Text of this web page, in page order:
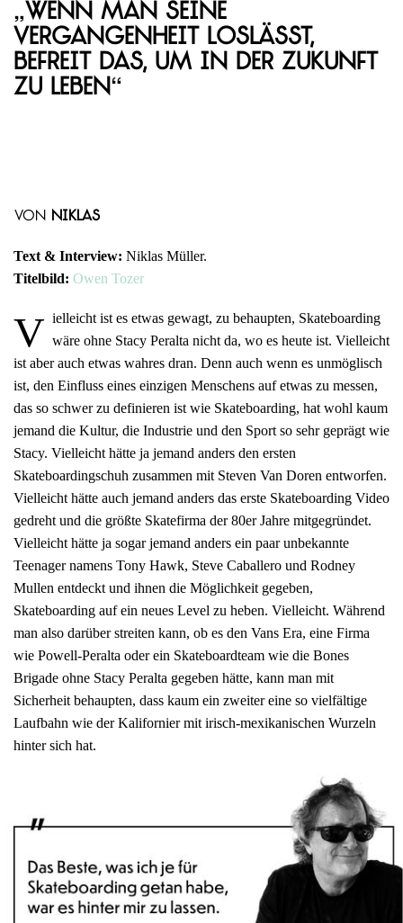
„Wenn man seine
Vergangenheit loslässt,
befreit das, um in der Zukunft
zu leben“
von Niklas
Text & Interview: Niklas Müller.
Titelbild: Owen Tozer
V ielleicht ist es etwas gewagt, zu behaupten, Skateboarding
wäre ohne Stacy Peralta nicht da, wo es heute ist. Vielleicht
ist aber auch etwas wahres dran. Denn auch wenn es unmöglisch
ist, den Einfluss eines einzigen Menschens auf etwas zu messen,
das so schwer zu definieren ist wie Skateboarding, hat wohl kaum
jemand die Kultur, die Industrie und den Sport so sehr geprägt wie
Stacy. Vielleicht hätte ja jemand anders den ersten
Skateboardingschuh zusammen mit Steven Van Doren entworfen.
Vielleicht hätte auch jemand anders das erste Skateboarding Video
gedreht und die größte Skatefirma der 80er Jahre mitgegründet.
Vielleicht hätte ja sogar jemand anders ein paar unbekannte
Teenager namens Tony Hawk, Steve Caballero und Rodney
Mullen entdeckt und ihnen die Möglichkeit gegeben,
Skateboarding auf ein neues Level zu heben. Vielleicht. Während
man also darüber streiten kann, ob es den Vans Era, eine Firma
wie Powell-Peralta oder ein Skateboardteam wie die Bones
Brigade ohne Stacy Peralta gegeben hätte, kann man mit
Sicherheit behaupten, dass kaum ein zweiter eine so vielfältige
Laufbahn wie der Kalifornier mit irisch-mexikanischen Wurzeln
hinter sich hat.